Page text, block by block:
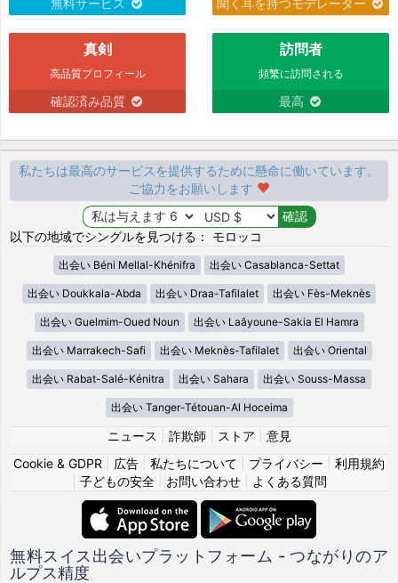
真剣
高品質プロフィール
確認済み品質
訪問者
頻繁に訪問される
最高
私たちは最高のサービスを提供するために懸命に働いています。
ご協力をお願いします
以下の地域でシングルを見つける： モロッコ
出会い Béni Mellal-Khénifra 出会い Casablanca-Settat
出会い Doukkala-Abda 出会い Draa-Tafilalet 出会い Fès-Meknès
出会い Guelmim-Oued Noun 出会い Laâyoune-Sakia El Hamra
出会い Marrakech-Safi 出会い Meknès-Tafilalet 出会い Oriental
出会い Rabat-Salé-Kénitra 出会い Sahara 出会い Souss-Massa
出会い Tanger-Tétouan-Al Hoceima
ニュース 詐欺師 ストア
意見
Cookie & GDPR
広告 私たちについて プライバシー
利用規約
子どもの安全| お問い合わせ| よくある質問
無料スイス出会いプラットフォーム - つながりのア
ルプス精度